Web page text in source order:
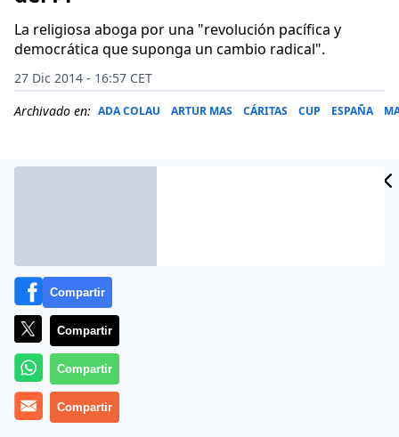
La religiosa aboga por una "revolución pacífica y
democrática que suponga un cambio radical".
27 Dic 2014 - 16:57 CET
Archivado en: ADA COLAU ARTUR MAS CÁRITAS CUP ESPAÑA
Más información
Compartir
Compartir
Compartir
Compartir